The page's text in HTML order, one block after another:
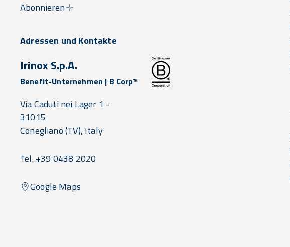
Abonnieren
Adressen und Kontakte
Irinox S.p.A.
Benefit-Unternehmen | B Corp™
Via Caduti nei Lager 1 -
31015
Conegliano(TV), Italy
Tel. +39 0438 2020
Google Maps